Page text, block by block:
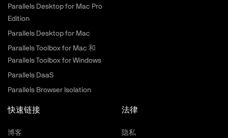
Parallels Desktop for Mac Pro
Edition
Parallels Desktop for Mac
Parallels Toolbox for Mac 和
Parallels Toolbox for Windows
Parallels DaaS
Parallels Browser Isolation
快速链接
博客
法律
隐私